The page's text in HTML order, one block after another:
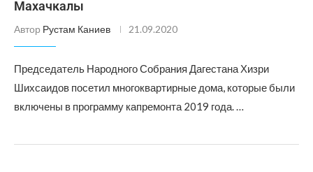
Махачкалы
Автор Рустам Каниев 21.09.2020
Председатель Народного Собрания Дагестана Хизри
Шихсаидов посетил многоквартирные дома, которые были
включены в программу капремонта 2019 года. …